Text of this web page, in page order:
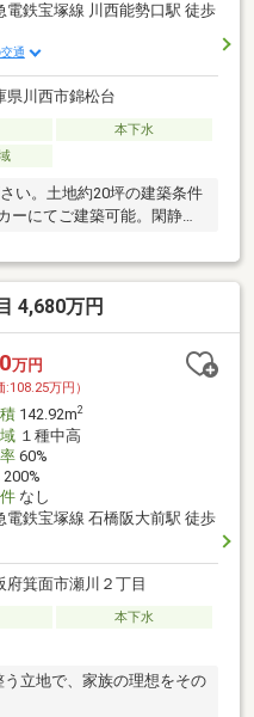
電鉄宝塚線 川西能勢口駅 徒歩
通
県川西市錦松台
本下水
い。土地約20坪の建築条件
ーにてご建築可能。閑静な
4,680万円
万円
:108.25万円）
142.92m2
１種中高
60%
200%
なし
電鉄宝塚線 石橋阪大前駅 徒歩
府箕面市瀬川２丁目
本下水
立地で、家族の理想をその